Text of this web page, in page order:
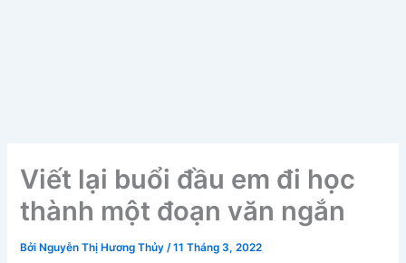
Viết lại buổi đầu em đi học
thành một đoạn văn ngắn
Bởi Nguyễn Thị Hương Thủy/11 Tháng 3, 2022